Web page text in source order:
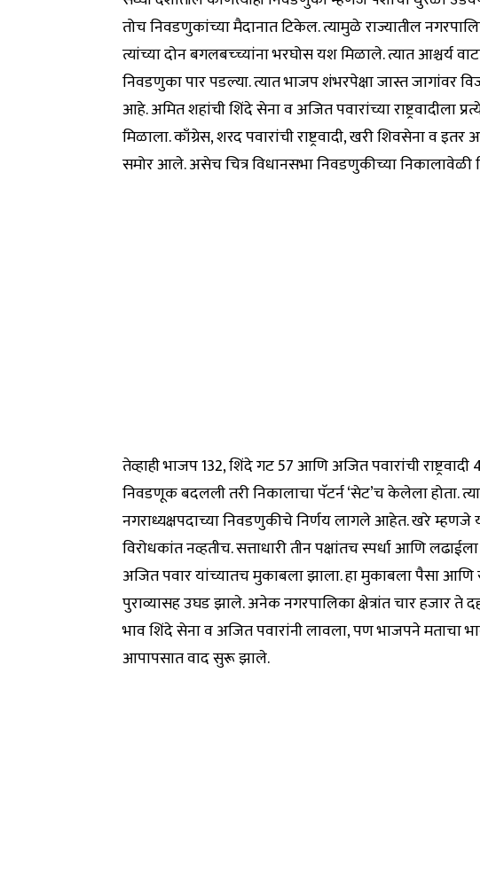
तोच निवडणुकांच्या मैदानात टिकेल. त्यामुळे राज्यातील
त्यांच्या दोन बगलबच्च्यांना भरघोस यश मिळाले. त्यात आश्चर्य
निवडणुका पार पडल्या. त्यात भाजप शंभरपेक्षा जास्त जागांवर
आहे. अमित शहांची शिंदे सेना व अजित पवारांच्या राष्ट्रवादीला
मिळाला. काँग्रेस, शरद पवारांची राष्ट्रवादी, खरी शिवसेना व
समोर आले. असेच चित्र विधानसभा निवडणुकीच्या निकालावेळी
तेव्हाही भाजप 132, शिंदे गट 57 आणि अजित पवारांची
निवडणूक बदलली तरी निकालाचा पॅटर्न ‘सेट’च केलेला होता.
नगराध्यक्षपदाच्या निवडणुकीचे निर्णय लागले आहेत. खरे
विरोधकांत नव्हतीच. सत्ताधारी तीन पक्षांतच स्पर्धा आणि
अजित पवार यांच्यातच मुकाबला झाला. हा मुकाबला पैसा आणि
पुराव्यासह उघड झाले. अनेक नगरपालिका क्षेत्रांत चार हजार ते
भाव शिंदे सेना व अजित पवारांनी लावला, पण भाजपने मताचा
आपापसात वाद सुरू झाले.